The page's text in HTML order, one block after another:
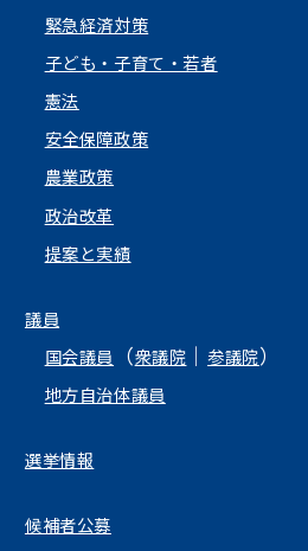
緊急経済対策
子ども・子育て・若者
憲法
安全保障政策
農業政策
政治改革
提案と実績
議員
国会議員
（衆議院 ｜参議院）
地方自治体議員
選挙情報
候補者公募